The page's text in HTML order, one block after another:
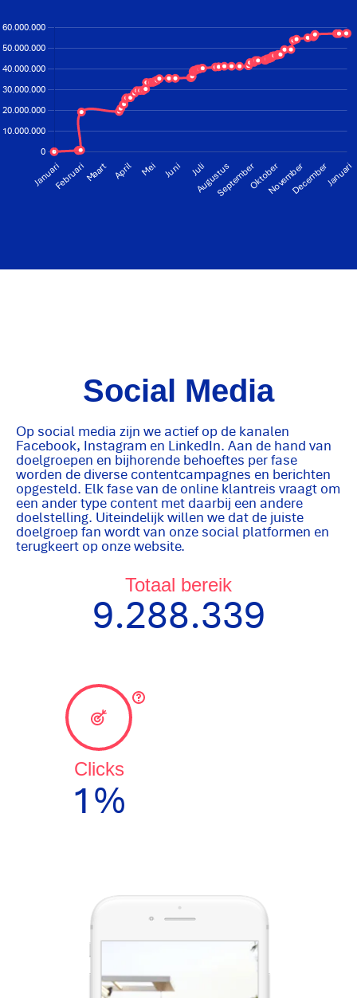
Social Media
Op social media zijn we actief op de kanalen
Facebook, Instagram en LinkedIn. Aan de hand van
doelgroepen en bijhorende behoeftes per fase
worden de diverse contentcampagnes en berichten
opgesteld. Elk fase van de online klantreis vraagt om
een ander type content met daarbij een andere
doelstelling. Uiteindelijk willen we dat de juiste
doelgroep fan wordt van onze social platformen en
terugkeert op onze website.
Totaal bereik
9.288.339
Clicks
1%